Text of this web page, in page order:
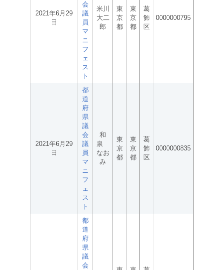
2021年6月29
日
会
議
員
マ
ニ
フ
ェ
ス
ト
米川
大二
郎
東
京
都
東
京
都
葛
飾
区
0000000795
2021年6月29
日
都
道
府
県
議
会
議
員
マ
ニ
フ
ェ
ス
ト
和
泉
なお
み
東
京
都
東
京
都
葛
飾
区
0000000835
都
道
府
県
議
会